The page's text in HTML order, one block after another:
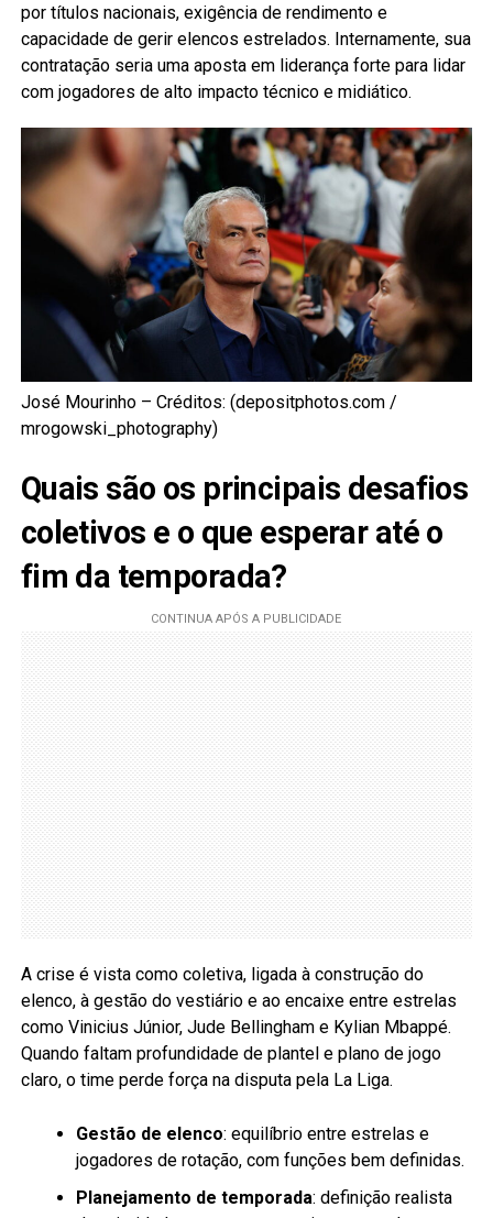
por títulos nacionais, exigência de rendimento e
capacidade de gerir elencos estrelados. Internamente, sua
contratação seria uma aposta em liderança forte para lidar
com jogadores de alto impacto técnico e midiático.
José Mourinho – Créditos: (depositphotos.com /
mrogowski_photography)
Quais são os principais desafios
coletivos e o que esperar até o
fim da temporada?
A crise é vista como coletiva, ligada à construção do
elenco, à gestão do vestiário e ao encaixe entre estrelas
como Vinicius Júnior, Jude Bellingham e Kylian Mbappé.
Quando faltam profundidade de plantel e plano de jogo
claro, o time perde força na disputa pela La Liga.
Gestão de elenco: equilíbrio entre estrelas e
jogadores de rotação, com funções bem definidas.
Planejamento de temporada: definição realista